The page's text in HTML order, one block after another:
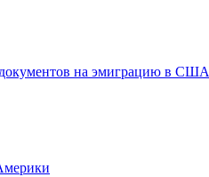
на эмиграцию в США